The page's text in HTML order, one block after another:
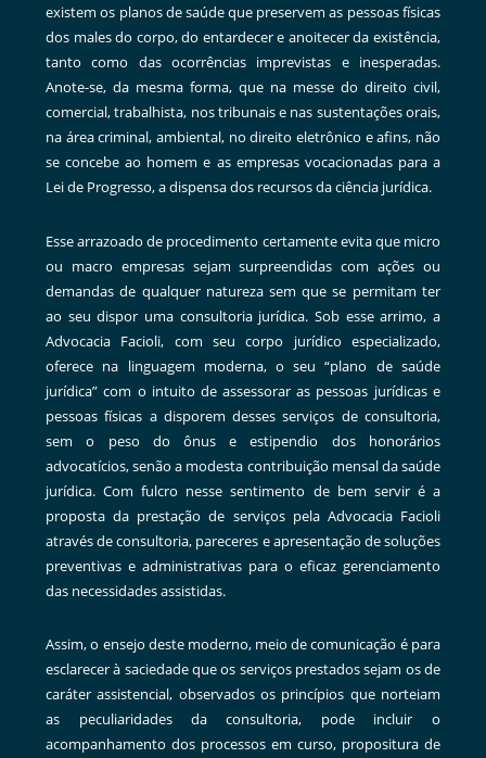
existem os planos de saúde que preservem as pessoas físicas
dos males do corpo, do entardecer e anoitecer da existência,
tanto como das ocorrências imprevistas e inesperadas.
Anote-se, da mesma forma, que na messe do direito civil,
comercial, trabalhista, nos tribunais e nas sustentações orais,
na área criminal, ambiental, no direito eletrônico e afins, não
se concebe ao homem e as empresas vocacionadas para a
Lei de Progresso, a dispensa dos recursos da ciência jurídica.
Esse arrazoado de procedimento certamente evita que micro
ou macro empresas sejam surpreendidas com ações ou
demandas de qualquer natureza sem que se permitam ter
ao seu dispor uma consultoria jurídica. Sob esse arrimo, a
Advocacia Facioli, com seu corpo jurídico especializado,
oferece na linguagem moderna, o seu “plano de saúde
jurídica” com o intuito de assessorar as pessoas jurídicas e
pessoas físicas a disporem desses serviços de consultoria,
sem o peso do ônus e estipendio dos honorários
advocatícios, senão a modesta contribuição mensal da saúde
jurídica. Com fulcro nesse sentimento de bem servir é a
proposta da prestação de serviços pela Advocacia Facioli
através de consultoria, pareceres e apresentação de soluções
preventivas e administrativas para o eficaz gerenciamento
das necessidades assistidas.
Assim, o ensejo deste moderno, meio de comunicação é para
esclarecer à saciedade que os serviços prestados sejam os de
caráter assistencial, observados os princípios que norteiam
as peculiaridades da consultoria, pode incluir o
acompanhamento dos processos em curso, propositura de